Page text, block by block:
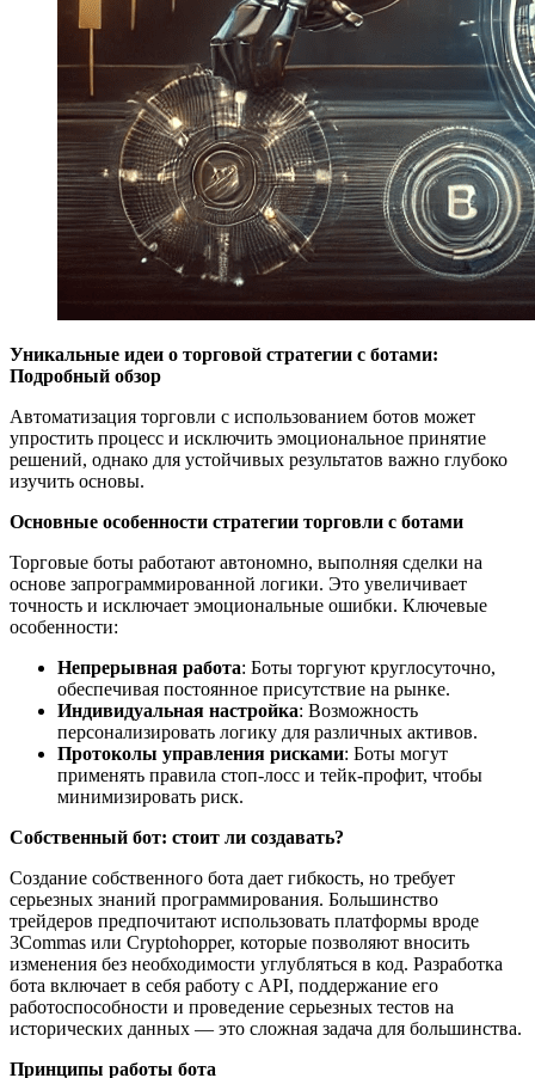
Уникальные идеи о торговой стратегии с ботами:
Подробный обзор
Автоматизация торговли с использованием ботов может
упростить процесс и исключить эмоциональное принятие
решений, однако для устойчивых результатов важно глубоко
изучить основы.
Основные особенности стратегии торговли с ботами
Торговые боты работают автономно, выполняя сделки на
основе запрограммированной логики. Это увеличивает
точность и исключает эмоциональные ошибки. Ключевые
особенности:
Непрерывная работа: Боты торгуют круглосуточно,
обеспечивая постоянное присутствие на рынке.
Индивидуальная настройка: Возможность
персонализировать логику для различных активов.
Протоколы управления рисками: Боты могут
применять правила стоп-лосс и тейк-профит, чтобы
минимизировать риск.
Собственный бот: стоит ли создавать?
Создание собственного бота дает гибкость, но требует
серьезных знаний программирования. Большинство
трейдеров предпочитают использовать платформы вроде
3Commas или Cryptohopper, которые позволяют вносить
изменения без необходимости углубляться в код. Разработка
бота включает в себя работу с API, поддержание его
работоспособности и проведение серьезных тестов на
исторических данных — это сложная задача для большинства.
Принципы работы бота